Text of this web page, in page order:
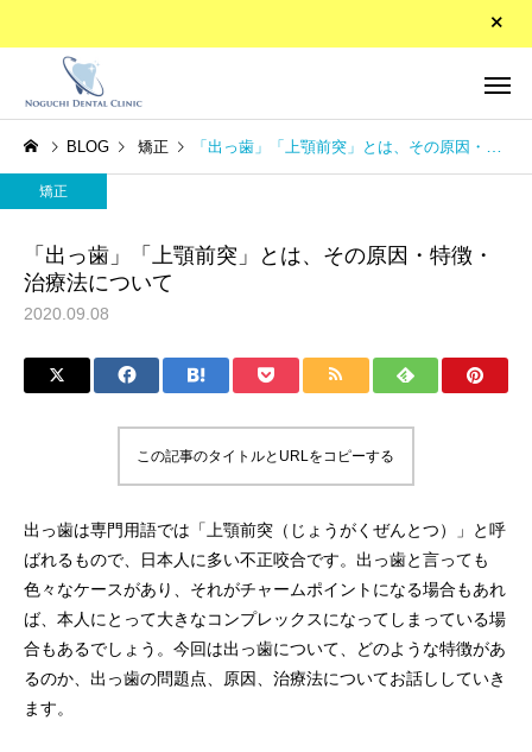
矯正歯科
親知らずの抜歯
BLOG 矯正 「出っ歯」「上顎前突」とは、その原因・特徴・治療法について
矯正
「出っ歯」「上顎前突」とは、その原因・特徴・
治療法について
2020.09.08
この記事のタイトルとURLをコピーする
出っ歯は専門用語では「上顎前突（じょうがくぜんとつ）」と呼
ばれるもので、日本人に多い不正咬合です。出っ歯と言っても
色々なケースがあり、それがチャームポイントになる場合もあれ
ば、本人にとって大きなコンプレックスになってしまっている場
合もあるでしょう。今回は出っ歯について、どのような特徴があ
るのか、出っ歯の問題点、原因、治療法についてお話ししていき
ます。